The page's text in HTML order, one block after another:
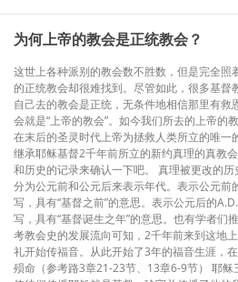
​为何上帝的教会是正统教会？
这世上各种派别的教会数不胜数，但是完全照
的正统教会却很难找到。尽管如此，很多基督
自己去的教会是正统，无条件地相信那里有救
会就是“上帝的教会”。如今我们所去的上帝的
在末后的圣灵时代上帝为拯救人类所立的唯一
继承耶稣基督2千年前所立的新约真理的真教
和历史的记录来确认一下吧。 真理被更改的历
分为公元前和公元后来表示年代。表示公元前
写，具有“基督之前”的意思。表示公元后的
写，具有“基督诞生之年”的意思。也有学者们
考教会史的发展流向可知，2千年前来到这地
礼开始传福音。从此开始了3年的福音生涯，
殒命（参考路3章21-23节、13章6-9节） 耶稣